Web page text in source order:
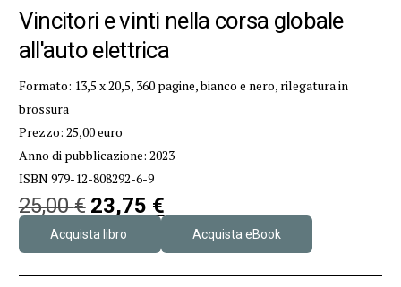
Vincitori e vinti nella corsa globale
all'auto elettrica
Formato: 13,5 x 20,5, 360 pagine, bianco e nero, rilegatura in
brossura
Prezzo: 25,00 euro
Anno di pubblicazione: 2023
ISBN 979-12-808292-6-9
25,00€ 23,75 €
Acquista libro Acquista eBook